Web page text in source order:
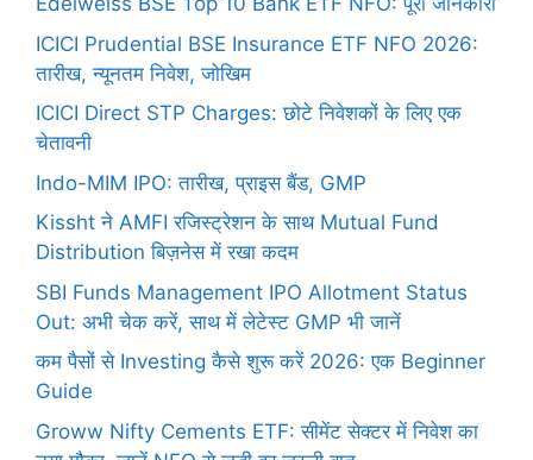
ICICI Prudential BSE Insurance ETF NFO 2026:
तारीख, न्यूनतम निवेश, जोखिम
ICICI Direct STP Charges: छोटे निवेशकों के लिए एक
चेतावनी
Indo-MIM IPO: तारीख, प्राइस बैंड, GMP
Kissht ने AMFI रजिस्ट्रेशन के साथ Mutual Fund
Distribution बिज़नेस में रखा कदम
SBI Funds Management IPO Allotment Status
Out: अभी चेक करें, साथ में लेटेस्ट GMP भी जानें
कम पैसों से Investing कैसे शुरू करें 2026: एक Beginner
Guide
Groww Nifty Cements ETF: सीमेंट सेक्टर में निवेश का